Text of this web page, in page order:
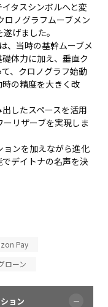
タスシンボルへと変
ノグラフムーブメン
げました。
、当時の基幹ムーブメ
体力に加え、垂直ク
、クロノグラフ始動
の精度を大きく改
したスペースを活用
リザーブを実現しま
ンを加えながら進化
デイトナの名声を決
Pay
ローン
ョン